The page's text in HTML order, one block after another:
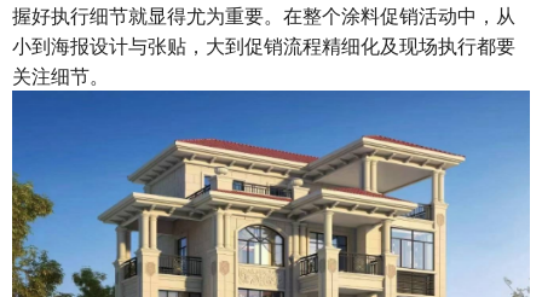
握好执行细节就显得尤为重要。在整个涂料促销活动中，从
小到海报设计与张贴，大到促销流程精细化及现场执行都要
关注细节。